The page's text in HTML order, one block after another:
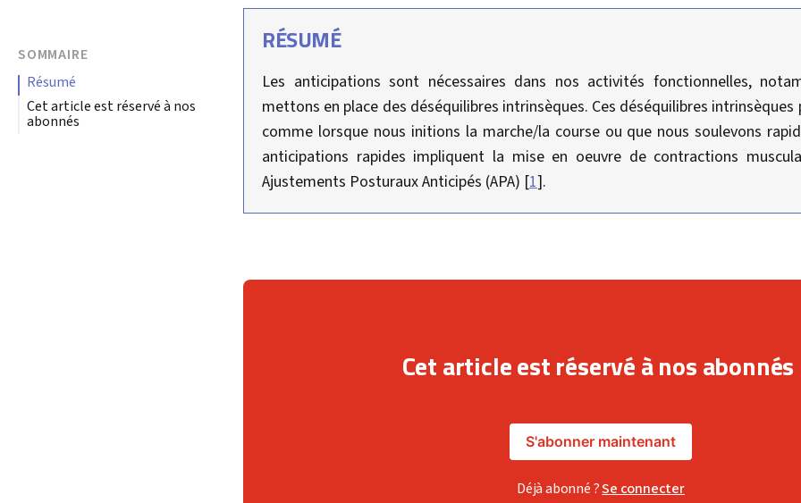
SOMMAIRE
résumé
Cet article est réservé à nos
abonnés
RÉSUMÉ
Les anticipations sont nécessaires dans nos activités fonctionnelles,
mettons en place des déséquilibres intrinsèques. Ces déséquilibres
comme lorsque nous initions la marche/la course ou que nous soulevons
anticipations rapides impliquent la mise en oeuvre de contractions
Ajustements Posturaux Anticipés (APA) [1].
Cet article est réservé à nos abonnés
S'abonner maintenant
Déjà abonné ?Se connecter